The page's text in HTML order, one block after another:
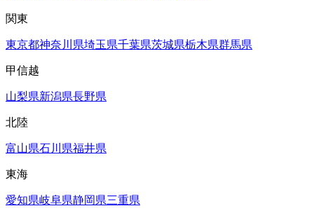
関東
東京都神奈川県埼玉県千葉県茨城県栃木県群馬県
甲信越
山梨県新潟県長野県
北陸
富山県石川県福井県
東海
愛知県岐阜県静岡県三重県